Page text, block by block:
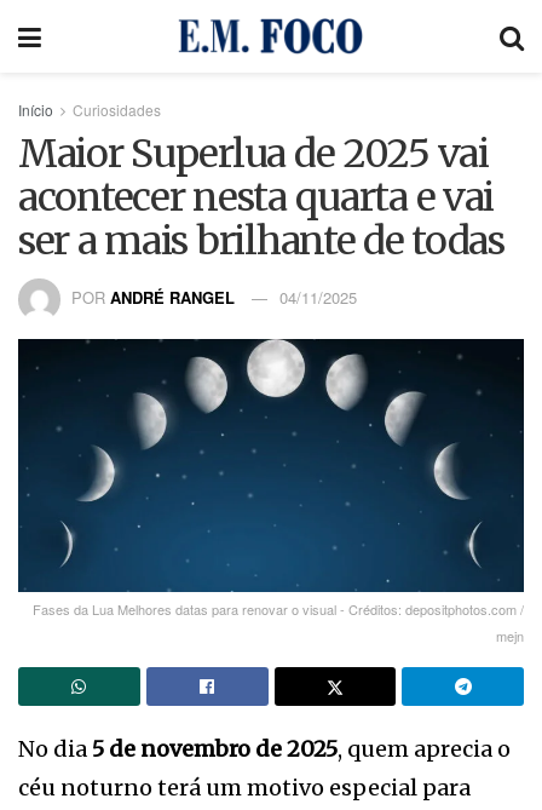
Início Curiosidades
Maior Superlua de 2025 vai
acontecer nesta quarta e vai
ser a mais brilhante de todas
POR ANDRÉ RANGEL 04/11/2025
Fases da Lua Melhores datas para renovar o visual - Créditos: depositphotos.com /
mejn
No dia 5 de novembro de 2025, quem aprecia o
céu noturno terá um motivo especial para